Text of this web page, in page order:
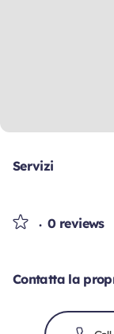
Servizi
0 reviews
Contatta la